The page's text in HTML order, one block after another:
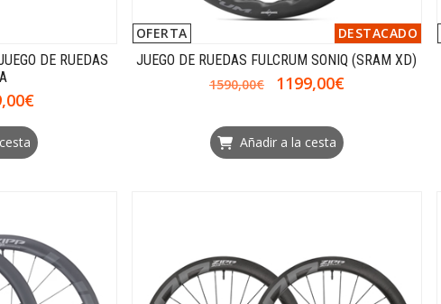
DE RUEDAS
OFERTA
DESTACADO
JUEGO DE RUEDAS FULCRUM SONIQ (SRAM XD)
1590,00€
1199,00€
Añadir a la cesta